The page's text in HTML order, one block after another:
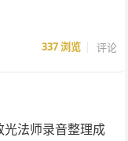
337浏览 评论
法师录音整理成